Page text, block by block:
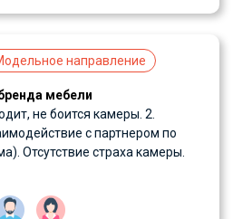
направление
мебели
не боится камеры. 2.
с партнером по
Отсутствие страха камеры.